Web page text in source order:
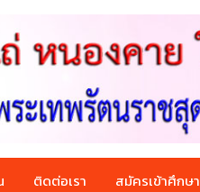
ติดต่อเรา สมัครเข้าศึกษา